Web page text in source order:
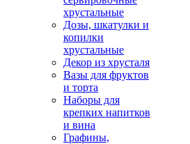
хрустальные
Дозы, шкатулки и
копилки
хрустальные
Декор из хрусталя
Вазы для фруктов
и торта
Наборы для
крепких напитков
и вина
Графины,